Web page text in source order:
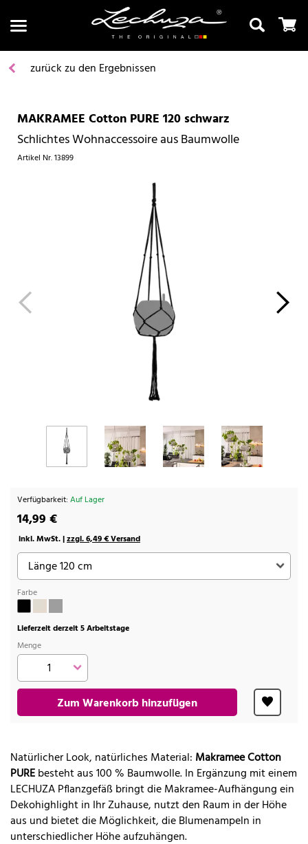
Suchen
zurück zu den Ergebnissen
MAKRAMEE Cotton PURE 120 schwarz
Schlichtes Wohnaccessoire aus Baumwolle
Artikel Nr.13899
Verfügbarkeit: Auf Lager
14,99 €
inkl. MwSt. |zzgl. 6,49 € Versand
Farbe
Lieferzeit derzeit 5 Arbeitstage
Menge
Zum Warenkorb hinzufügen
Natürlicher Look, natürliches Material: Makramee Cotton
PUREbesteht aus 100 % Baumwolle. In Ergänzung mit einem
LECHUZA Pflanzgefäß bringt die Makramee-Aufhängung ein
Dekohighlight in Ihr Zuhause, nutzt den Raum in der Höhe
aus und bietet die Möglichkeit, die Blumenampeln in
unterschiedlicher Höhe aufzuhängen.